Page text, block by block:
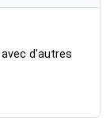
d'autres